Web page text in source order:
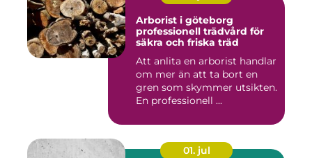
Arborist i göteborg
professionell trädvård för
säkra och friska träd
Att anlita en arborist handlar
om mer än att ta bort en
gren som skymmer utsikten.
En professionell ...
01. jul